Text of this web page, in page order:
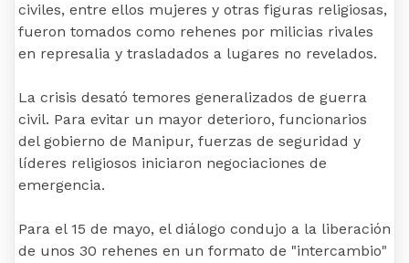
civiles, entre ellos mujeres y otras figuras religiosas,
fueron tomados como rehenes por milicias rivales
en represalia y trasladados a lugares no revelados.
La crisis desató temores generalizados de guerra
civil. Para evitar un mayor deterioro, funcionarios
del gobierno de Manipur, fuerzas de seguridad y
líderes religiosos iniciaron negociaciones de
emergencia.
Para el 15 de mayo, el diálogo condujo a la liberación
de unos 30 rehenes en un formato de "intercambio"